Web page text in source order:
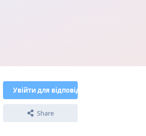
Увійти для відповіді
Share